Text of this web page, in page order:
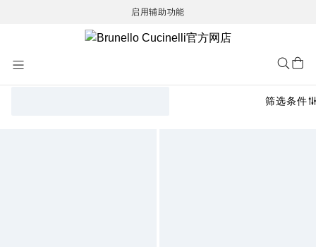
启用辅助功能
Content
筛选条件